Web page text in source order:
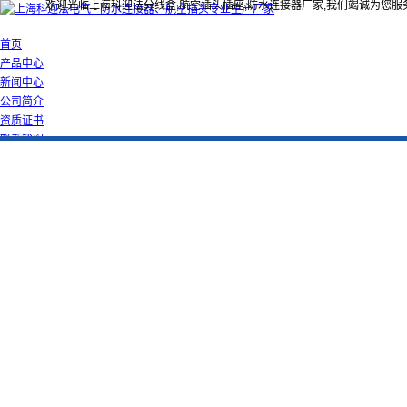
欢迎光临上海科迎法分线盒,航空插头插座,防水连接器厂家,我们竭诚为您服
首页
产品中心
新闻中心
公司简介
资质证书
联系我们